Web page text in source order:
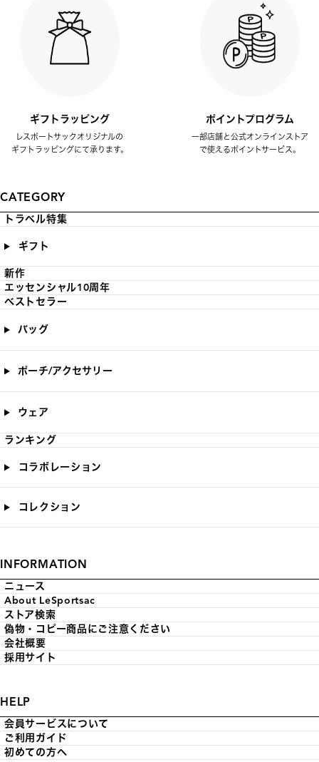
ギフトラッピング
レスポートサックオリジナルの
ギフトラッピングにて承ります。
ポイントプログラム
一部店舗と公式オンラインストア
で使えるポイントサービス。
CATEGORY
トラベル特集
ギフト
新作
エッセンシャル10周年
ベストセラー
バッグ
ポーチ/アクセサリー
ウェア
ランキング
コラボレーション
コレクション
INFORMATION
ニュース
About LeSportsac
ストア検索
偽物・コピー商品にご注意ください
会社概要
採用サイト
HELP
会員サービスについて
ご利用ガイド
初めての方へ